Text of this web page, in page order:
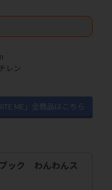
レン
ME」全商品はこちら
ック わんわんス